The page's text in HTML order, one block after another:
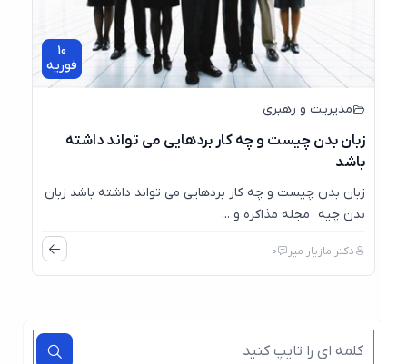
10
فوریه
مدیریت و رهبری
زبان بدن چیست و چه کار بردهایی می تواند داشته
باشد
زبان بدن چیست و چه کار بردهایی می تواند داشته باشد زبان
بدن چیه مجله مذاکره و ...
دکتر مازیار میر 0